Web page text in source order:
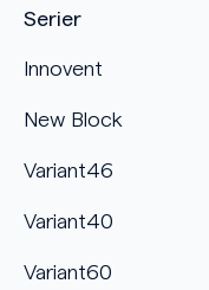
Serier
Innovent
New Block
Variant46
Variant40
Variant60